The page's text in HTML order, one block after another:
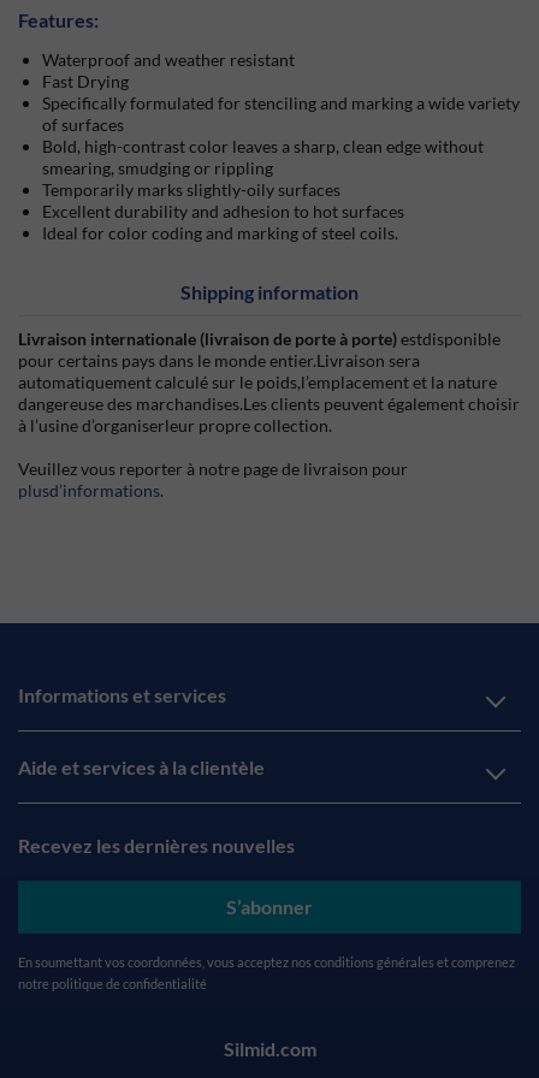
Features:
Waterproof and weather resistant
Fast Drying
Specifically formulated for stenciling and marking a wide variety
of surfaces
Bold, high-contrast color leaves a sharp, clean edge without
smearing, smudging or rippling
Temporarily marks slightly-oily surfaces
Excellent durability and adhesion to hot surfaces
Ideal for color coding and marking of steel coils.
Shipping information
Livraison internationale (livraison de porte à porte)estdisponible
pour certains pays dans le monde entier.Livraison sera
automatiquement calculé sur le poids,l’emplacement et la nature
dangereuse des marchandises.Les clients peuvent également choisir
à l’usine d’organiserleur propre collection.
Veuillez vous reporter à notre page de livraison pour
plusd’informations.
Informations et services
Aide et services à la clientèle
Recevez les dernières nouvelles
S’abonner
En soumettant vos coordonnées, vous acceptez nos conditions générales et comprenez
notre politique de confidentialité
Silmid.com